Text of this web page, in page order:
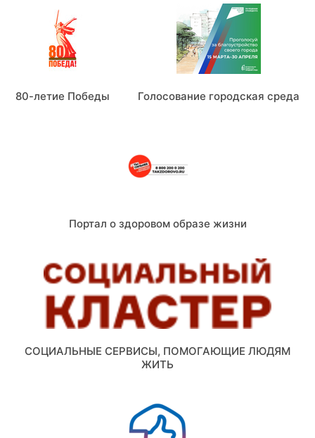
80-летие Победы Голосование городская среда
Портал о здоровом образе жизни
СОЦИАЛЬНЫЕ СЕРВИСЫ, ПОМОГАЮЩИЕ ЛЮДЯМ
ЖИТЬ